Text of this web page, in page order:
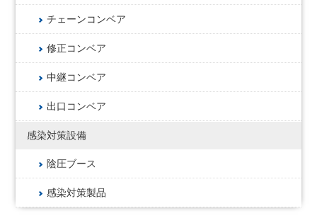
チェーンコンベア
修正コンベア
中継コンベア
出口コンベア
感染対策設備
陰圧ブース
感染対策製品